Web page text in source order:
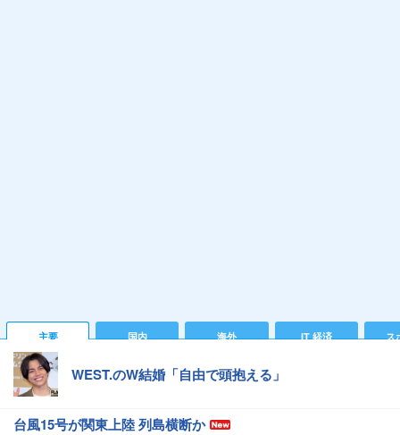
主要 国内 海外 IT 経済 ス
WEST.のW結婚「自由で頭抱える」
台風15号が関東上陸 列島横断か